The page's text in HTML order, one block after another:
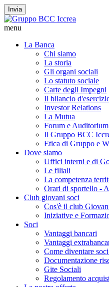
Invia
menu
La Banca
Chi siamo
La storia
Gli organi sociali
Lo statuto sociale
Carte degli Impegni
Il bilancio
Investor Relations
La Mutua
Forum e Auditorium
Il Gruppo BCC
Etica di Gruppo e
Dove siamo
Uffici interni e di
Le filiali
La competenza
Orari di sportello -
Club giovani soci
Cos'è il club
Iniziative e
Soci
Vantaggi bancari
Vantaggi
Come diventare
Documentazione
Gite Sociali
Regolamento